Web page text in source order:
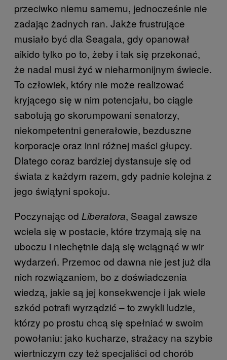
przeciwko niemu samemu, jednocześnie nie
zadając żadnych ran. Jakże frustrujące
musiało być dla Seagala, gdy opanował
aikido tylko po to, żeby i tak się przekonać,
że nadal musi żyć w nieharmonijnym świecie.
To człowiek, który nie może realizować
kryjącego się w nim potencjału, bo ciągle
sabotują go skorumpowani senatorzy,
niekompetentni generałowie, bezduszne
korporacje oraz inni różnej maści głupcy.
Dlatego coraz bardziej dystansuje się od
świata z każdym razem, gdy padnie kolejna z
jego świątyni spokoju.
Poczynając od Liberatora, Seagal zawsze
wciela się w postacie, które trzymają się na
uboczu i niechętnie dają się wciągnąć w wir
wydarzeń. Przemoc od dawna nie jest już dla
nich rozwiązaniem, bo z doświadczenia
wiedzą, jakie są jej konsekwencje i jak wiele
szkód potrafi wyrządzić – to zwykli ludzie,
którzy po prostu chcą się spełniać w swoim
powołaniu: jako kucharze, strażacy na szybie
wiertniczym czy też specjaliści od chorób